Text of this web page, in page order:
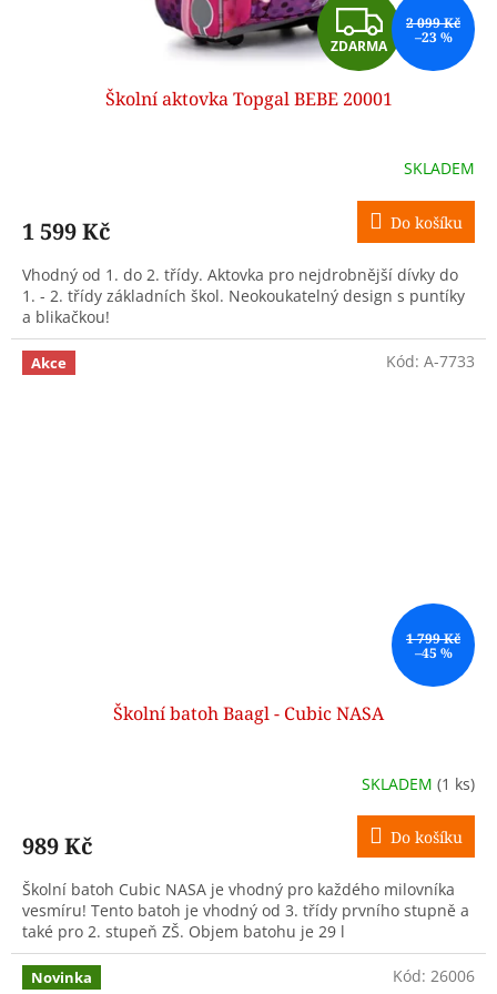
Z
D
A
R
M
A
ZDARMA
2 099 Kč
–23 %
Školní aktovka Topgal BEBE 20001
SKLADEM
1 599 Kč Do košíku
Vhodný od 1. do 2. třídy. Aktovka pro nejdrobnější dívky do
1. - 2. třídy základních škol. Neokoukatelný design s puntíky
a blikačkou!
Akce
1 799 Kč
–45 %
Školní batoh Baagl - Cubic NASA
SKLADEM (1 ks)
989 Kč Do košíku
Školní batoh Cubic NASA je vhodný pro každého milovníka
vesmíru! Tento batoh je vhodný od 3. třídy prvního stupně a
také pro 2. stupeň ZŠ. Objem batohu je 29 l
Kód: A-7733
Novinka Kód: 26006